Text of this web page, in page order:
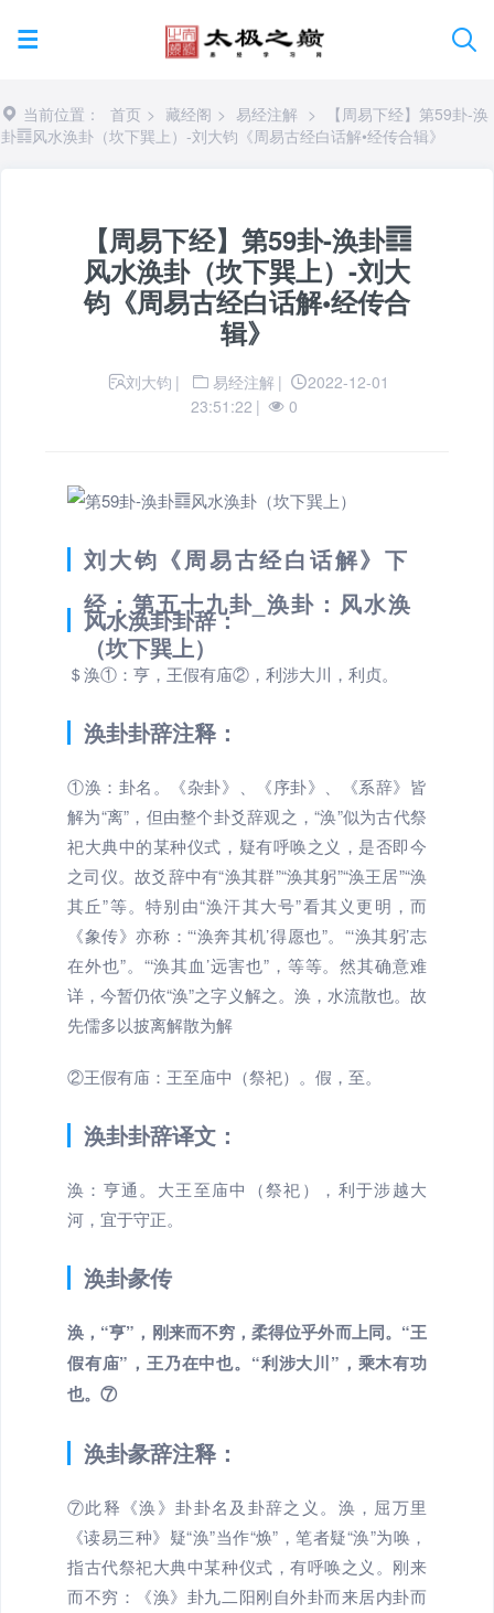
当前位置： 首页 > 藏经阁 > 易经注解 >
【周易下经】第59卦-涣
卦䷺风水涣卦（坎下巽上）-刘大钧《周易古经白话解•经传合辑》
【周易下经】第59卦-涣卦䷺
风水涣卦（坎下巽上）-刘大
钧《周易古经白话解•经传合
辑》
刘大钧 | 易经注解 |
2022-12-01
23:51:22 | 0
刘大钧《周易古经白话解》下
经：第五十九卦_涣卦：风水涣
（坎下巽上）
风水涣卦卦辞：
＄涣①：亨，王假有庙②，利涉大川，利贞。
涣卦卦辞注释：
①涣：卦名。《杂卦》、《序卦》、《系辞》皆
解为“离”，但由整个卦爻辞观之，“涣”似为古代祭
祀大典中的某种仪式，疑有呼唤之义，是否即今
之司仪。故爻辞中有“涣其群”“涣其躬”“涣王居”“涣
其丘”等。特别由“涣汗其大号”看其义更明，而
《象传》亦称：“‘涣奔其机’得愿也”。“‘涣其躬’志
在外也”。“‘涣其血’远害也”，等等。然其确意难
详，今暂仍依“涣”之字义解之。涣，水流散也。故
先儒多以披离解散为解
②王假有庙：王至庙中（祭祀）。假，至。
涣卦卦辞译文：
涣：亨通。大王至庙中（祭祀），利于涉越大
河，宜于守正。
涣卦彖传
涣，“亨”，刚来而不穷，柔得位乎外而上同。“王
假有庙”，王乃在中也。“利涉大川”，乘木有功
也。⑦
涣卦彖辞注释：
⑦此释《涣》卦卦名及卦辞之义。涣，屈万里
《读易三种》疑“涣”当作“焕”，笔者疑“涣”为唤，
指古代祭祀大典中某种仪式，有呼唤之义。刚来
而不穷：《涣》卦九二阳刚自外卦而来居内卦而